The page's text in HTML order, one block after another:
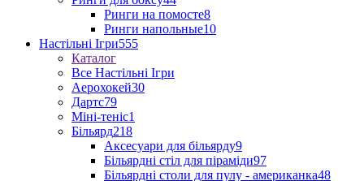
Ринги на помосте8
Ринги напольные10
Настільні Ігри555
Каталог
Все Настільні Ігри
Аерохокей30
Дартс79
Міні-теніс1
Більярд218
Аксесуари для більярду9
Більярдні стіл для піраміди97
Більярдні столи для пулу - американка48